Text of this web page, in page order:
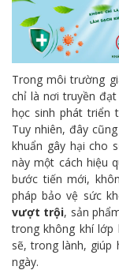
Trong môi trường
chỉ là nơi truyền
học sinh phát triển
Tuy nhiên, đây
khuẩn gây hại cho
này một cách hiệu
bước tiến mới,
pháp bảo vệ sức
vượt trội, sản
trong không khí lớp
sẽ, trong lành, giúp
ngày.